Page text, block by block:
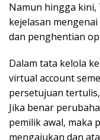
Namun hingga
kejelasan
dan penghentian
Dalam tata kelola
virtual account
persetujuan
Jika benar
pemilik awal, maka
mengajukan dan